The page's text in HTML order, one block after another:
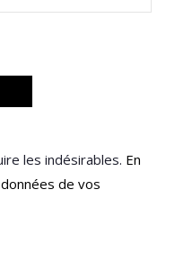
les indésirables. En
de vos